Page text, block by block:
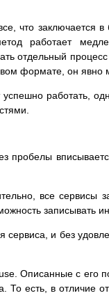
что
работает
отдельный
формате, он явно
работать,
все сервисы
записывать
и без
Описанные с
есть, в отличие